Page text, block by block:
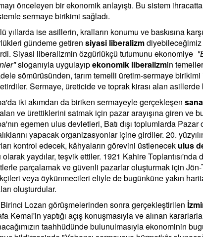
önceleyen bir ekonomik anlayıştı. Bu sistem
sermaye birikimi sağladı.
yıllarda ise asillerin, kralların konumu ve baskısına
gündeme getiren siyasi liberalizm
Siyasi liberalizmin özgürlükçü tutumunu ekonomiye
sloganıyla uygulayıpekonomik liberalizmin
sömürüsünden, tarım temelli üretim-sermaye
Sermaye, üreticide ve toprak kirası alan
iki akımdan da biriken sermayeyle gerçekleşen
ve ürettiklerini satmak için pazar arayışına giren ve bu
egemen ulus devletleri, Batı dışı toplumlarda
yapacak organizasyonlar içine girdiler. 20.
kontrol edecek, kâhyaların görevini üstlenecek ulus
olarak yaydılar, teşvik ettiler. 1921 Kahire Toplantısı'nda
parçalamak ve güvenli pazarlar oluşturmak için
veya öykünmecileri eliyle de bugünküne yakın
oluşturdular.
Lozan görüşmelerinden sonra gerçekleştirilen
Kemal'in yaptığı açış konuşmasıyla ve alınan
taahhüdünde bulunulmasıyla ekonominin